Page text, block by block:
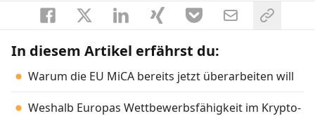
In diesem Artikel erfährst du:
Warum die EU MiCA bereits jetzt überarbeiten will
Weshalb Europas Wettbewerbsfähigkeit im Krypto-